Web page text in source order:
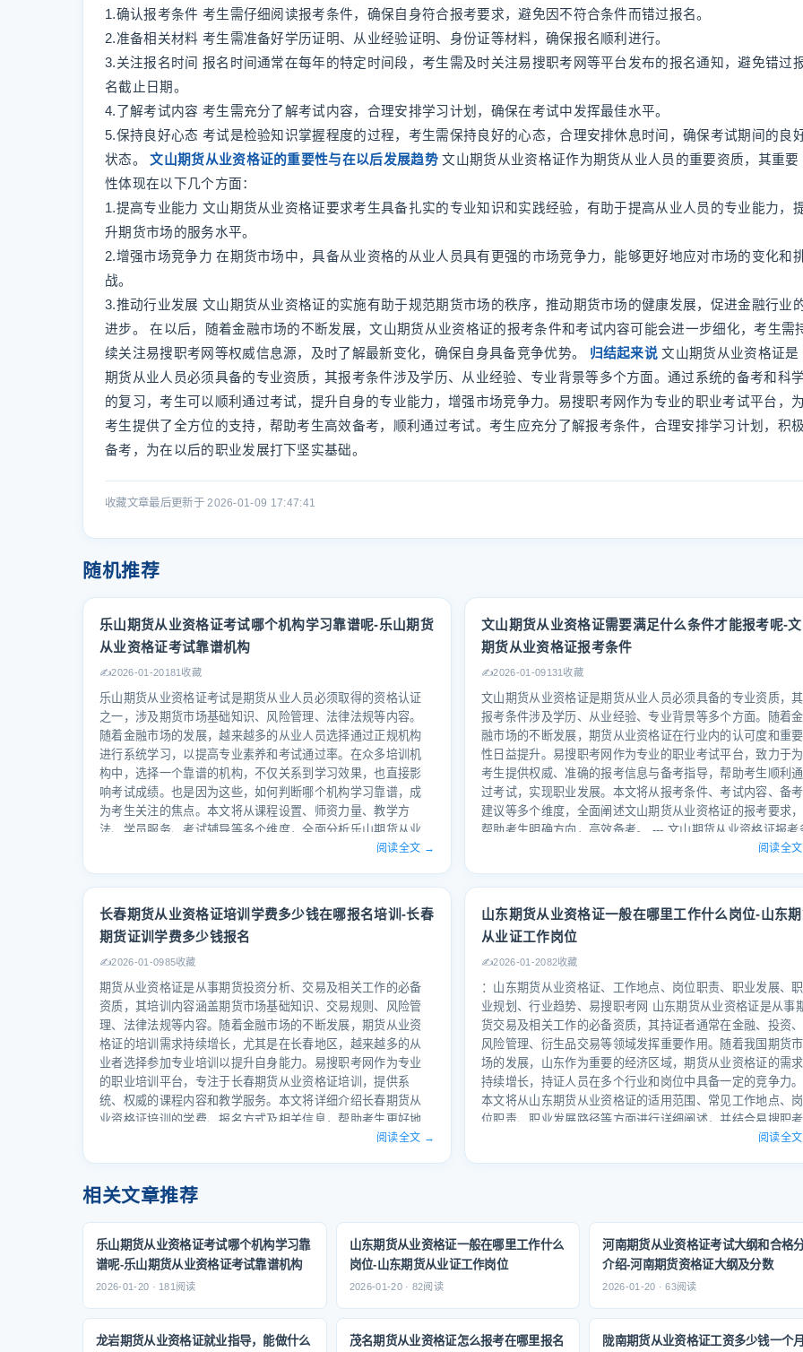
1.确认报考条件 考生需仔细阅读报考条件，确保自身符合报考要求，避免因不符合条件而错过报名。
2.准备相关材料 考生需准备好学历证明、从业经验证明、身份证等材料，确保报名顺利进行。
3.关注报名时间 报名时间通常在每年的特定时间段，考生需及时关注易搜职考网等平台发布的报名通知，避免错过
名截止日期。
4.了解考试内容 考生需充分了解考试内容，合理安排学习计划，确保在考试中发挥最佳水平。
5.保持良好心态 考试是检验知识掌握程度的过程，考生需保持良好的心态，合理安排休息时间，确保考试期间的良
状态。文山期货从业资格证的重要性与在以后发展趋势 文山期货从业资格证作为期货从业人员的重要资质，其重要
性体现在以下几个方面：
1.提高专业能力 文山期货从业资格证要求考生具备扎实的专业知识和实践经验，有助于提高从业人员的专业能力，
升期货市场的服务水平。
2.增强市场竞争力 在期货市场中，具备从业资格的从业人员具有更强的市场竞争力，能够更好地应对市场的变化和
战。
3.推动行业发展 文山期货从业资格证的实施有助于规范期货市场的秩序，推动期货市场的健康发展，促进金融行业
进步。 在以后，随着金融市场的不断发展，文山期货从业资格证的报考条件和考试内容可能会进一步细化，考生需
续关注易搜职考网等权威信息源，及时了解最新变化，确保自身具备竞争优势。 归结起来说 文山期货从业资格证是
期货从业人员必须具备的专业资质，其报考条件涉及学历、从业经验、专业背景等多个方面。通过系统的备考和科学
的复习，考生可以顺利通过考试，提升自身的专业能力，增强市场竞争力。易搜职考网作为专业的职业考试平台，为
考生提供了全方位的支持，帮助考生高效备考，顺利通过考试。考生应充分了解报考条件，合理安排学习计划，积极
备考，为在以后的职业发展打下坚实基础。
收藏文章最后更新于 2026-01-09 17:47:41
随机推荐
乐山期货从业资格证考试哪个机构学习靠谱呢-乐山期货
从业资格证考试靠谱机构
✍️2026-01-20181收藏
乐山期货从业资格证考试是期货从业人员必须取得的资格认证
之一，涉及期货市场基础知识、风险管理、法律法规等内容。
随着金融市场的发展，越来越多的从业人员选择通过正规机构
进行系统学习，以提高专业素养和考试通过率。在众多培训机
构中，选择一个靠谱的机构，不仅关系到学习效果，也直接影
响考试成绩。也是因为这些，如何判断哪个机构学习靠谱，成
为考生关注的焦点。本文将从课程设置、师资力量、教学方
法、学员服务、考试辅导等多个维度，全面分析乐山期货从业
资格证考试中哪个机构学习靠谱，并结合易搜职考网的品牌优
构选择的重要性 乐山期货从业资格证考试是一项专业性较强的
资格认证，考生需要系统掌握期货市场的基础知识、法律法
规、风险管理等内容。在备考过程中，选择一个靠谱的培训机
构，是提高学习效率、掌握重点难点、提升考试通过率的关
键。目前市场上，培训机构众多，但并非所有机构都具备专业
性和权威性。考生在选择时，应综合考虑课程内容、师资力
量、教学方法、学员服务等多个因素，以确保学习效果最大
化。易搜职考网作为专注于职业资格考试的权威机构，凭借多
年的经验积累和对考试动态的深入研究，为考生提供高质量的
课程和服务，是值得信赖的选择。 --- 二、课程设置与教学内容
课程设置是衡量一个机构学习是否靠谱的重要标准。一个靠谱
的机构，应具备科学合理的课程体系，覆盖考
阅读全文 →
文山期货从业资格证需要满足什么条件才能报考呢-
期货从业资格证报考条件
✍️2026-01-09131收藏
文山期货从业资格证是期货从业人员必须具备的专业资质，其
报考条件涉及学历、从业经验、专业背景等多个方面。随着金
融市场的不断发展，期货从业资格证在行业内的认可度和重要
性日益提升。易搜职考网作为专业的职业考试平台，致力于为
考生提供权威、准确的报考信息与备考指导，帮助考生顺利通
过考试，实现职业发展。本文将从报考条件、考试内容、备考
建议等多个维度，全面阐述文山期货从业资格证的报考要求，
帮助考生明确方向，高效备考。 --- 文山期货从业资格证报考
件解析 文山期货从业资格证是期货从业人员必须具备的专业资
考试报名资格等。报考者需满足以下基本条件： 1.学历要求
考者需具备大学本科及以上学历，专业为经济学、金融学、管
理学等相关学科。部分岗位可能要求硕士及以上学历，具体以
当年考试公告为准。学历证明需在报名时提交，且需为国家承
认的学历。 2.从业经验要求 报考者需具备至少3年相关金融行
业从业经验，包括但不限于期货、证券、银行、保险等金融领
域。经验要求根据岗位不同有所差异，例如期货公司、证券公
司、基金公司等岗位对从业经验的要求略有不同。部分岗位可
能要求具备期货交易经验或相关专业背景。 3.专业背景要求 报
考者需具备与期货相关的专业背景，如金融学、经济学、管理
学、统计学等。部分岗位可能要求具备金融工程、风险管理、
衍生品等
阅读全
长春期货从业资格证培训学费多少钱在哪报名培训-长春
期货证训学费多少钱报名
✍️2026-01-0985收藏
期货从业资格证是从事期货投资分析、交易及相关工作的必备
资质，其培训内容涵盖期货市场基础知识、交易规则、风险管
理、法律法规等内容。随着金融市场的不断发展，期货从业资
格证的培训需求持续增长，尤其是在长春地区，越来越多的从
业者选择参加专业培训以提升自身能力。易搜职考网作为专业
的职业培训平台，专注于长春期货从业资格证培训，提供系
统、权威的课程内容和教学服务。本文将详细介绍长春期货从
业资格证培训的学费、报名方式及相关信息，帮助考生更好地
了解培训内容与费用结构，为备考提供参考。 长春期货从业资
培训费用在5000元至20000元之间，具体价格需根据培训机构
证考试分为两个部分：期货基础知识和期货投资分析。这两部
分的课程内容较为专业，通常需要学习大量理论知识和实操技
巧。易搜职考网提供的课程内容涵盖期货市场运作机制、期货
交易规则、风险管理、法律法规以及实务操作等内容，确保学
员能够全面掌握期货从业资格证所需的核心知识。 培训方式也
会影响学费。部分培训机构提供线下授课，学员需在指定地点
阅读全文 →
山东期货从业资格证一般在哪里工作什么岗位-山东
从业证工作岗位
✍️2026-01-2082收藏
：山东期货从业资格证、工作地点、岗位职责、职业发展、职
业规划、行业趋势、易搜职考网 山东期货从业资格证是从事
货交易及相关工作的必备资质，其持证者通常在金融、投资、
风险管理、衍生品交易等领域发挥重要作用。随着我国期货市
场的发展，山东作为重要的经济区域，期货从业资格证的需求
持续增长，持证人员在多个行业和岗位中具备一定的竞争力。
本文将从山东期货从业资格证的适用范围、常见工作地点、岗
位职责、职业发展路径等方面进行详细阐述，并结合易搜职考
网的专业视角，为考生提供全面的参考。 ：山东期货从业资格
供了广阔的发展空间。易搜职考网作为专业的职业考试平台，
致力于为考生提供权威、系统的备考资料和职业规划建议，助
力考生顺利通过山东期货从业资格证考试，实现职业发展。 山
东期货从业资格证适用范围 山东期货从业资格证适用于从事
货交易、风险管理、投资分析、衍生品交易等相关工作的人
员。持证者通常需要具备一定的金融知识、市场分析能力以及
阅读全
相关文章推荐
乐山期货从业资格证考试哪个机构学习靠
谱呢-乐山期货从业资格证考试靠谱机构
2026-01-20 · 181阅读
山东期货从业资格证一般在哪里工作什么
岗位-山东期货从业证工作岗位
2026-01-20 · 82阅读
河南期货从业资格证考试大纲和合格
介绍-河南期货资格证大纲及分数
2026-01-20 · 63阅读
龙岩期货从业资格证就业指导，能做什么 茂名期货从业资格证怎么报考在哪里报名 陇南期货从业资格证工资多少钱一个